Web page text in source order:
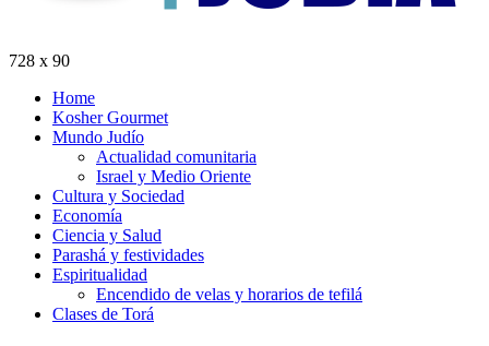
728 x 90
Home
Kosher Gourmet
Mundo Judío
Actualidad comunitaria
Israel y Medio Oriente
Cultura y Sociedad
Economía
Ciencia y Salud
Parashá y festividades
Espiritualidad
Encendido de velas y horarios de tefilá
Clases de Torá